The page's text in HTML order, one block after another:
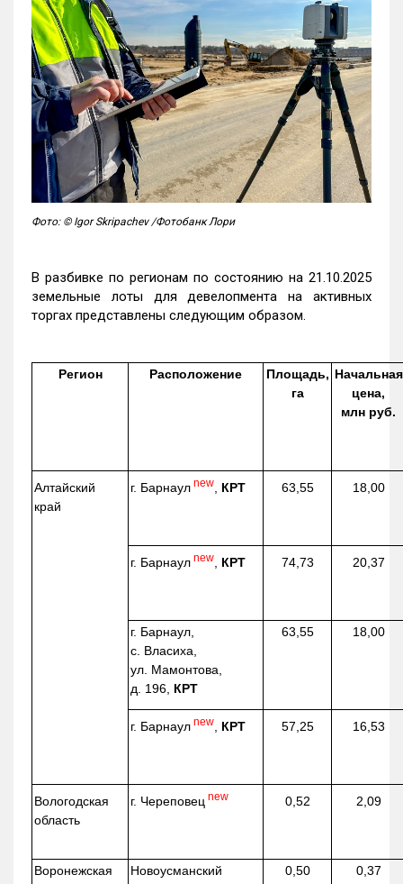
Фото: © Igor Skripachev /Фотобанк Лори
В разбивке по регионам по состоянию на 21.10.2025
земельные лоты для девелопмента на активных
торгах представлены следующим образом.
Регион Расположение
Площадь,
га
Начальная
цена,
млн руб.
Алтайский
край
г. Барнаул new КРТ 63,55 18,00
г. Барнаул new КРТ 74,73 20,37
г. Барнаул,
с. Власиха,
ул. Мамонтова,
д. 196, КРТ
63,55 18,00
г. Барнаул new КРТ 57,25 16,53
Вологодская
область
г. Череповец new 0,52 2,09
Воронежская
Новоусманский
0,50 0,37